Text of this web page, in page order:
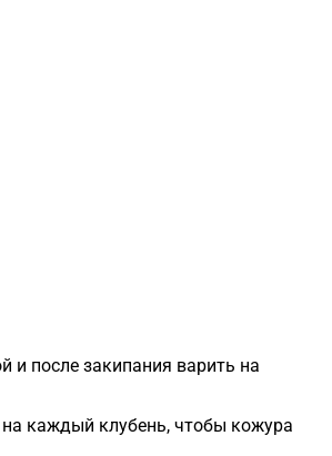
и после закипания варить на
каждый клубень, чтобы кожура